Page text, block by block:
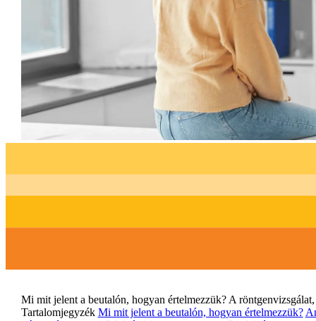
Mi mit jelent a beutalón, hogyan értelmezzük? A
Tartalomjegyzék Mi mit jelent a beutalón, hogyan értelmezzük?